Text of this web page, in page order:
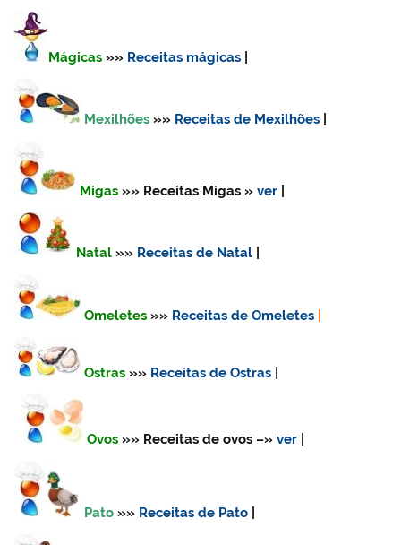
Mágicas »» Receitas mágicas
Mexilhões »» Receitas de Mexilhões
Migas »» Receitas Migas »ver
Natal »» Receitas de Natal
Omeletes »» Receitas de Omeletes
Ostras »» Receitas de Ostras
Ovos »» Receitas de ovos –»ver
Pato »» Receitas de Pato